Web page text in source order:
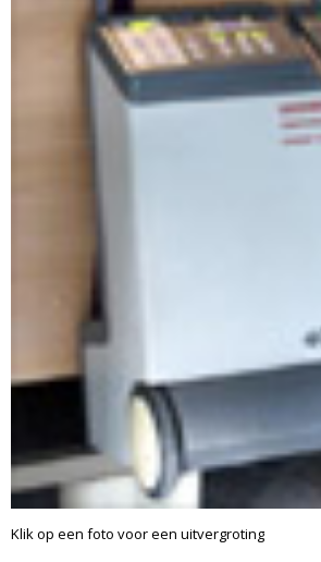
Klik op een foto voor een uitvergroting